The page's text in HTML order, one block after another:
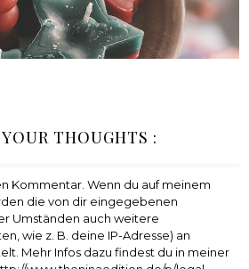
THOUGHTS :
Kommentar. Wenn du auf meinem
die von dir eingegebenen
Umständen auch weitere
wie z. B. deine IP-Adresse) an
Mehr Infos dazu findest du in meiner